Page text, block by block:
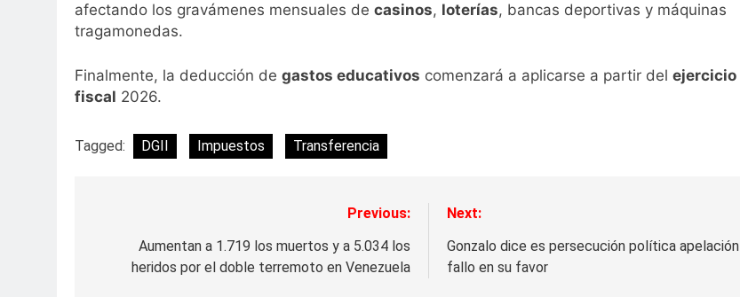
afectando los gravámenes mensuales de casinos, loterías, bancas deportivas y máquinas
tragamonedas.
Finalmente, la deducción de gastos educativos comenzará a aplicarse a partir del ejercicio
fiscal 2026.
Tagged: DGII Impuestos Transferencia
Previous:
Aumentan a 1.719 los muertos y a 5.034 los
heridos por el doble terremoto en Venezuela
Next:
Gonzalo dice es persecución política apelación
fallo en su favor